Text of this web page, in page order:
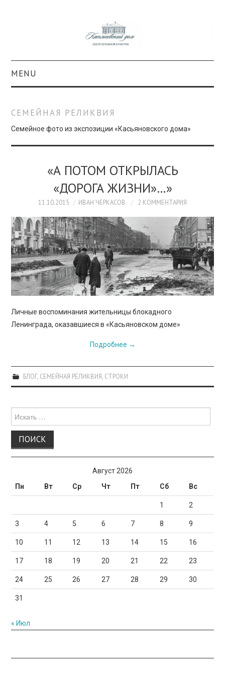
MENU
КОЛЛЕКЦИИ
#КАСДОМ
КУЛЬТУРА
ОБРАЗОВАНИЕ
ПРОСВЕЩЕНИЕ
СЕМЕЙНАЯ РЕЛИКВИЯ
Семейное фото из экспозиции «Касьяновского дома»
«А ПОТОМ ОТКРЫЛАСЬ
«ДОРОГА ЖИЗНИ»…»
11.10.2015 ИВАН ЧЕРКАСОВ 2 КОММЕНТАРИЯ
Личные воспоминания жительницы блокадного
Ленинграда, оказавшиеся в «Касьяновском доме»
Подробнее →
БЛОГ, СЕМЕЙНАЯ РЕЛИКВИЯ, СТРОКИ
для:
Август 2026
Пн
Вт Ср Чт Пт Сб Вс
1 2
3 4 5 6 7 8 9
10 11 12 13 14 15 16
17 18 19 20 21 22 23
24 25 26 27 28 29 30
31
« Июл